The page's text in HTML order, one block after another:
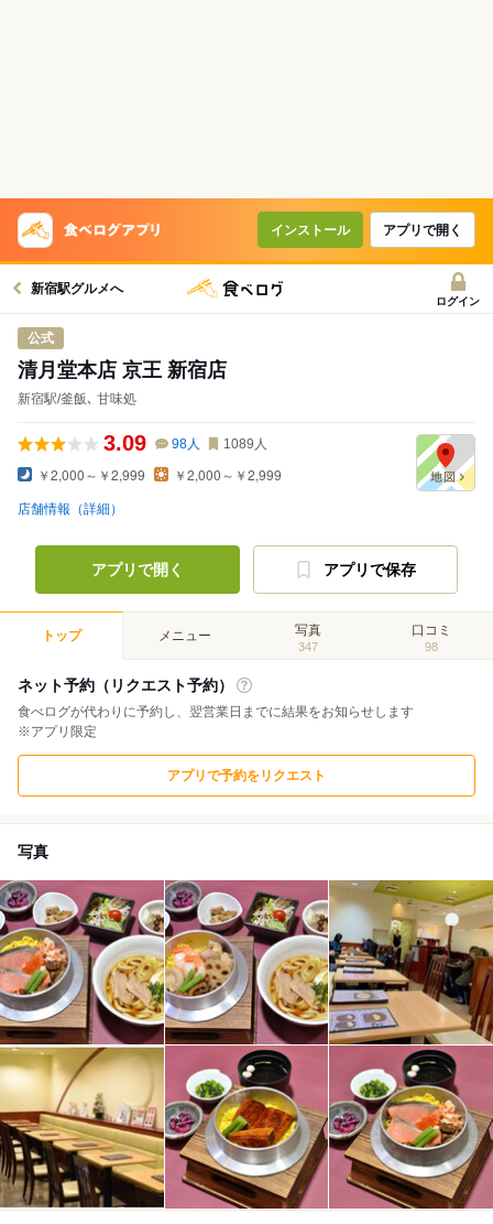
インストール アプリで開く
新宿駅グルメへ
ログイン
公式
清月堂本店 京王 新宿店
新宿駅/釜飯､ 甘味処
3.09 98人 1089 人
￥2,000～￥2,999 ￥2,000～￥2,999
店舗情報（詳細）
アプリで開く アプリで保存
トップ メニュー 写真
347
口コミ
98
ネット予約（リクエスト予約）
食べログが代わりに予約し、翌営業日までに結果をお知らせします
※アプリ限定
アプリで予約をリクエスト
写真